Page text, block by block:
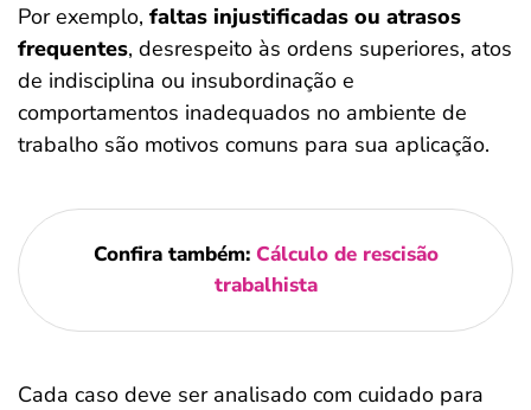
Por exemplo, faltas injustificadas ou atrasos
frequentes, desrespeito às ordens superiores, atos
de indisciplina ou insubordinação e
comportamentos inadequados no ambiente de
trabalho são motivos comuns para sua aplicação.
Confira também: Cálculo de rescisão
trabalhista
Cada caso deve ser analisado com cuidado para